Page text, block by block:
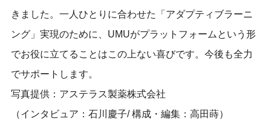
きました。一人ひとりに合わせた「アダプティブラーニ
ング」実現のために、UMUがプラットフォームという形
でお役に立てることはこの上ない喜びです。今後も全力
でサポートします。
写真提供：アステラス製薬株式会社
（インタビュア：石川慶子/ 構成・編集：高田蒔）